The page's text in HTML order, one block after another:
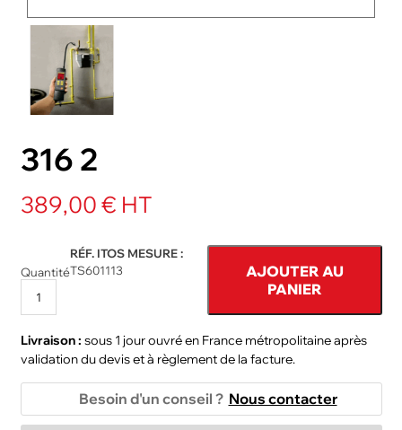
NOS PACKS
ACCESSOIRES ET PIÈCES DÉTACHÉES
316 2
389,00 € HT
Quantité
RÉF. ITOS MESURE :
TS601113
AJOUTER AU
PANIER
Livraison : sous 1 jour ouvré en France métropolitaine après
validation du devis et à règlement de la facture.
Besoin d'un conseil ? Nous contacter